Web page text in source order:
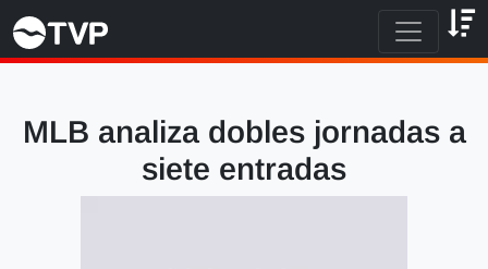
MLB analiza dobles jornadas a
siete entradas